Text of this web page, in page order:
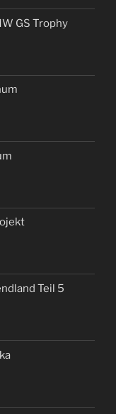
GS Trophy
Teil 5